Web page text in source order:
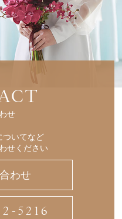
せ
ついてなど
せください
わせ
5216